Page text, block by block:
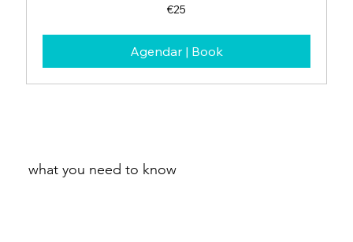
€25
Agendar | Book
what you need to know